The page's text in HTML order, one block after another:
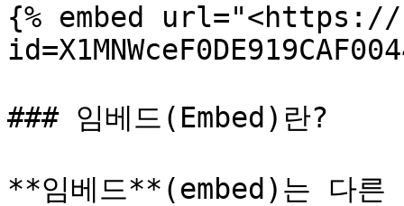
{% embed
### 임베드(Embed)란?
**임베드**(embed)는 다른